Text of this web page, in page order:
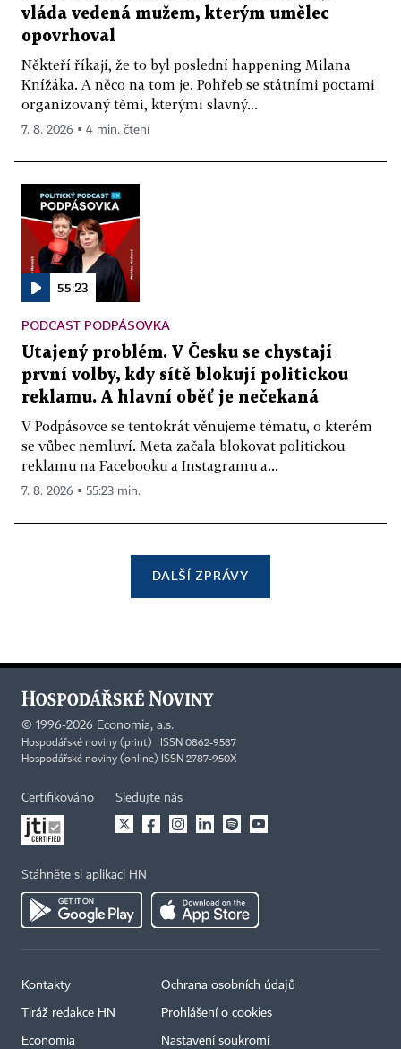
vláda vedená mužem, kterým umělec
opovrhoval
Někteří říkají, že to byl poslední happening Milana
Knížáka. A něco na tom je. Pohřeb se státními poctami
organizovaný těmi, kterými slavný...
7. 8. 2026 ▪ 4 min. čtení
55:23
PODCAST PODPÁSOVKA
Utajený problém. V Česku se chystají
první volby, kdy sítě blokují politickou
reklamu. A hlavní oběť je nečekaná
V Podpásovce se tentokrát věnujeme tématu, o kterém
se vůbec nemluví. Meta začala blokovat politickou
reklamu na Facebooku a Instagramu a...
7. 8. 2026 ▪ 55:23 min.
DALŠÍ ZPRÁVY
© 1996-2026 Economia, a.s.
Hospodářské noviny (print) ISSN 0862-9587
Hospodářské noviny (online) ISSN 2787-950X
Certifikováno Sledujte nás
Stáhněte si aplikaci HN
Kontakty
Tiráž redakce HN
Economia
Ochrana osobních údajů
Prohlášení o cookies
Nastavení soukromí